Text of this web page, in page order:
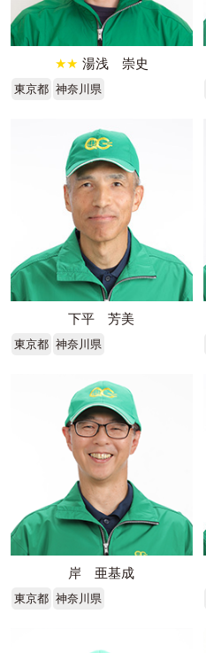
★★ 湯浅 崇史
東京都 神奈川県
下平 芳美
東京都 神奈川県
岸 亜基成
東京都 神奈川県